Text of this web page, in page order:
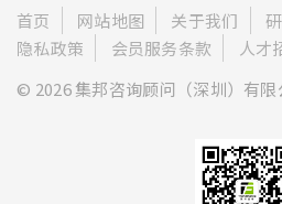
首页 网站地图 关于我们
隐私政策
会员服务条款 人才
© 2026 集邦咨询顾问（深圳）有